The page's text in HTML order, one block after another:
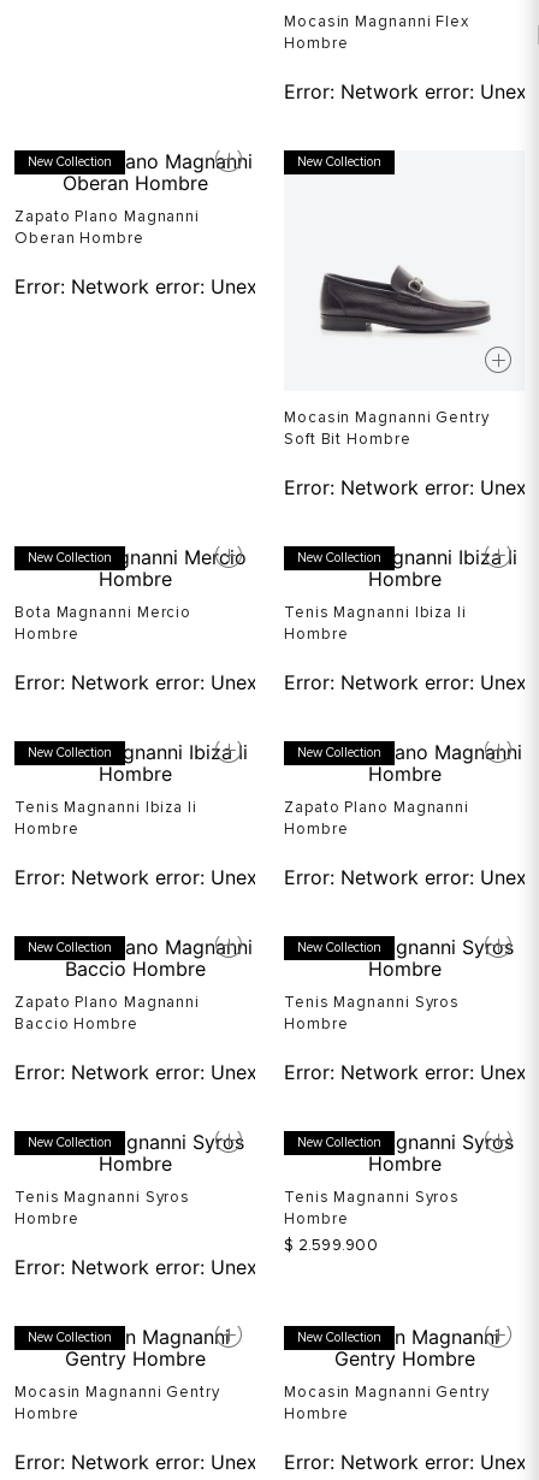
Mocasin Magnanni Flex
Hombre
Error: Network error:
New Collection
Zapato Plano Magnanni
Oberan Hombre
Error: Network error: Unexpected token T in JSON at
New Collection
Mocasin Magnanni Gentry
Soft Bit Hombre
Error: Network error:
New Collection
Bota Magnanni Mercio
Hombre
Error: Network error: Unexpected token T in JSON at
New Collection
Tenis Magnanni Ibiza Ii
Hombre
Error: Network error:
New Collection
Tenis Magnanni Ibiza Ii
Hombre
Error: Network error: Unexpected token T in JSON at
New Collection
Zapato Plano Magnanni
Hombre
Error: Network error:
New Collection
Zapato Plano Magnanni
Baccio Hombre
Error: Network error: Unexpected token T in JSON at
New Collection
Tenis Magnanni Syros
Hombre
Error: Network error:
New Collection
Tenis Magnanni Syros
Hombre
Error: Network error: Unexpected token T in JSON at
New Collection
Tenis Magnanni Syros
Hombre
$ 2.599.900
New Collection
Mocasin Magnanni Gentry
Hombre
Error: Network error: Unexpected token T in JSON at
New Collection
Mocasin Magnanni Gentry
Hombre
Error: Network error: